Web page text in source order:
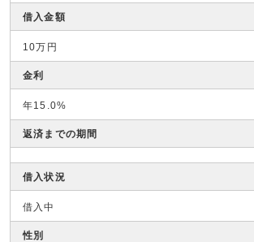
借入金額
10万円
金利
年15.0%
返済までの期間
借入状況
借入中
性別